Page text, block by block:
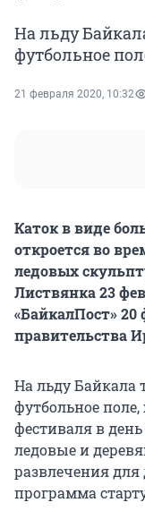
На льду
футбольное
21 февраля 2020, 10:32
Каток в виде
откроется во
ледовых
Листвянка 23
«БайкалПост» 20
правительства
На льду Байкала
футбольное
фестиваля в
ледовые и
развлечения для
программа